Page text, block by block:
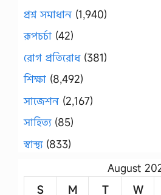
প্রশ্ন সমাধান (1,940)
রূপচর্চা (42)
রোগ প্রতিরোধ(381)
শিক্ষা (8,492)
সাজেশন (2,167)
সাহিত্য(85)
স্বাস্থ্য(833)
August
S
M T W